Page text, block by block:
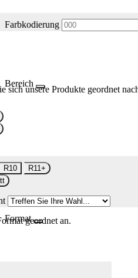
Farbkodierung
Bereich
sich unsere Produkte geordnet
R10
R11+
Formatgeordnet an.